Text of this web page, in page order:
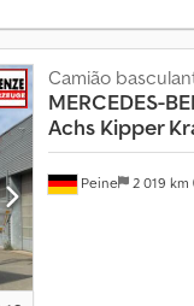
Peine 2 019 km
Camião
MERCEDES-
Achs Kipper